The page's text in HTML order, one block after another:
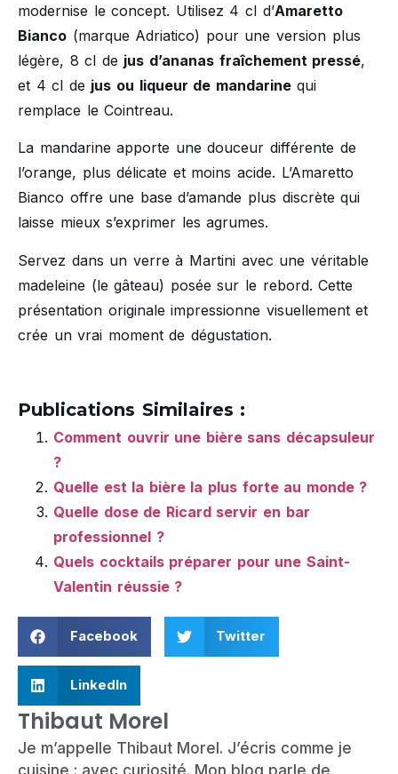
modernise le concept. Utilisez 4 cl d’Amaretto
Bianco (marque Adriatico) pour une version plus
légère, 8 cl de jus d’ananas fraîchement pressé,
et 4 cl de jus ou liqueur de mandarinequi
remplace le Cointreau.
La mandarine apporte une douceur différente de
l’orange, plus délicate et moins acide. L’Amaretto
Bianco offre une base d’amande plus discrète qui
laisse mieux s’exprimer les agrumes.
Servez dans un verre à Martini avec une véritable
madeleine (le gâteau) posée sur le rebord. Cette
présentation originale impressionne visuellement et
crée un vrai moment de dégustation.
Publications Similaires :
Comment ouvrir une bière sans décapsuleur
?
Quelle est la bière la plus forte au monde ?
Quelle dose de Ricard servir en bar
professionnel ?
Quels cocktails préparer pour une Saint-
Valentin réussie ?
Facebook Twitter
LinkedIn
Thibaut Morel
Je m’appelle Thibaut Morel. J’écris comme je
cuisine : avec curiosité. Mon blog parle de